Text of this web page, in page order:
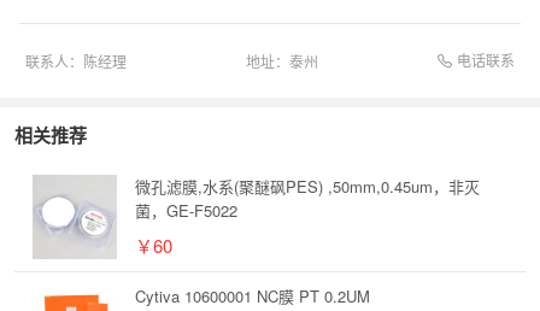
联系人： 陈经理 地址： 泰州 电话联系
相关推荐
微孔滤膜,水系(聚醚砜PES) ,50mm,0.45um，非灭
菌，GE-F5022
￥60
Cytiva 10600001 NC膜 PT 0.2UM